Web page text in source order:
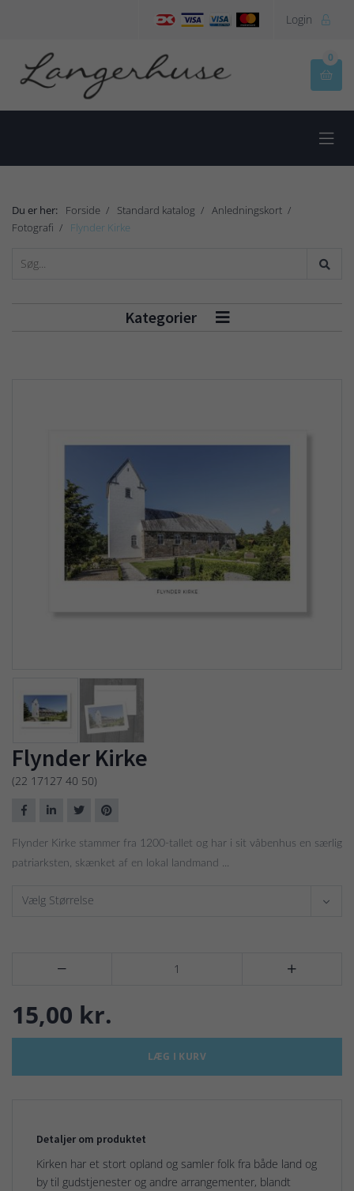
Login 

0

Du er her: Forside Standard katalog
Anledningskort
Fotografi
Flynder Kirke
Kategorier 
Flynder Kirke
(22 17127 40 50)
Flynder Kirke stammer fra 1200-tallet og har i sit våbenhus en særlig
patriarksten, skænket af en lokal landmand ...
Vælg Størrelse
 
15,00 kr.
LÆG I KURV
Detaljer om produktet
Kirken har et stort opland og samler folk fra både land og
by til gudstjenester og andre arrangementer, blandt